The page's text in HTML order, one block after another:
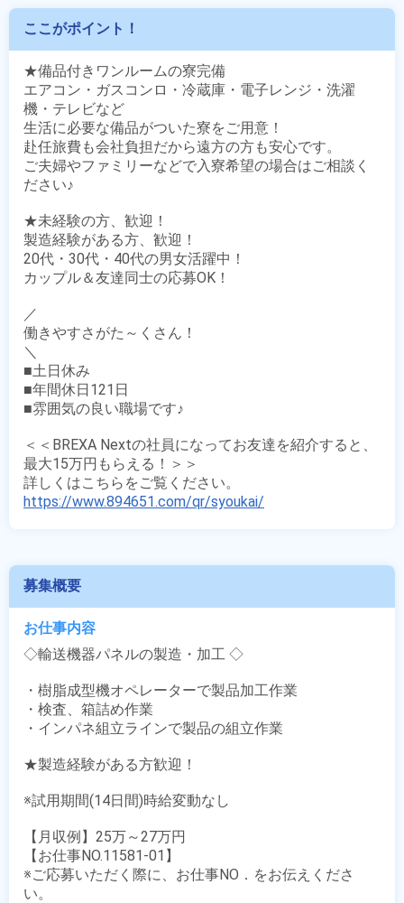
ここがポイント！
★備品付きワンルームの寮完備
エアコン・ガスコンロ・冷蔵庫・電子レンジ・洗濯
機・テレビなど
生活に必要な備品がついた寮をご用意！
赴任旅費も会社負担だから遠方の方も安心です。
ご夫婦やファミリーなどで入寮希望の場合はご相談く
ださい♪
★未経験の方、歓迎！
製造経験がある方、歓迎！
20代・30代・40代の男女活躍中！
カップル＆友達同士の応募OK！
／
働きやすさがた～くさん！
＼
■土日休み
■年間休日121日
■雰囲気の良い職場です♪
＜＜BREXA Nextの社員になってお友達を紹介すると、
最大15万円もらえる！＞＞
https://www.894651.com/qr/syoukai/
募集概要
お仕事内容
◇輸送機器パネルの製造・加工 ◇
・樹脂成型機オペレーターで製品加工作業
・検査、箱詰め作業
・インパネ組立ラインで製品の組立作業
★製造経験がある方歓迎！
※試用期間(14日間)時給変動なし
【月収例】25万～27万円
【お仕事NO.11581-01】
※ご応募いただく際に、お仕事NO．をお伝えくださ
い。